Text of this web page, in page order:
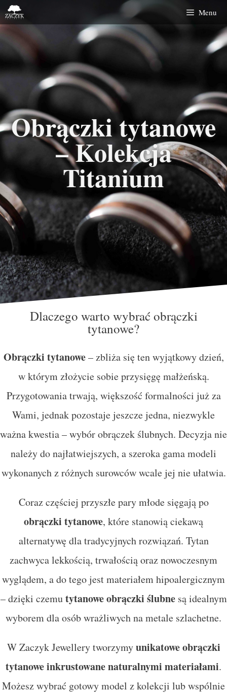
Menu
Obrączki tytanowe
– Kolekcja
Titanium
Dlaczego warto wybrać obrączki
tytanowe?
Obrączki tytanowe– zbliża się ten wyjątkowy dzień,
w którym złożycie sobie przysięgę małżeńską.
Przygotowania trwają, większość formalności już za
Wami, jednak pozostaje jeszcze jedna, niezwykle
ważna kwestia – wybór obrączek ślubnych. Decyzja nie
należy do najłatwiejszych, a szeroka gama modeli
wykonanych z różnych surowców wcale jej nie ułatwia.
Coraz częściej przyszłe pary młode sięgają po
obrączki tytanowe, które stanowią ciekawą
alternatywę dla tradycyjnych rozwiązań. Tytan
zachwyca lekkością, trwałością oraz nowoczesnym
wyglądem, a do tego jest materiałem hipoalergicznym
– dzięki czemutytanowe obrączki ślubnesą idealnym
wyborem dla osób wrażliwych na metale szlachetne.
W Zaczyk Jewellery tworzymyunikatowe obrączki
tytanowe inkrustowane naturalnymi materiałami.
Możesz wybrać gotowy model z kolekcji lub wspólnie